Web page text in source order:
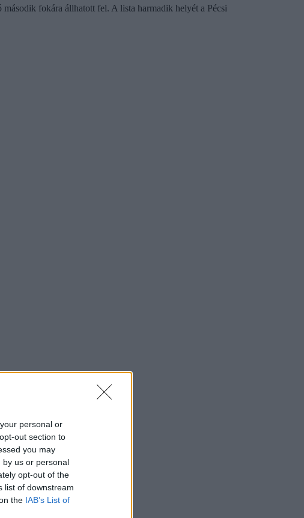
personal or
out section to
you may
by us or personal
opt-out of the
list of downstream
the IAB’s List of
fokára állhatott fel. A lista harmadik helyét a Pécsi